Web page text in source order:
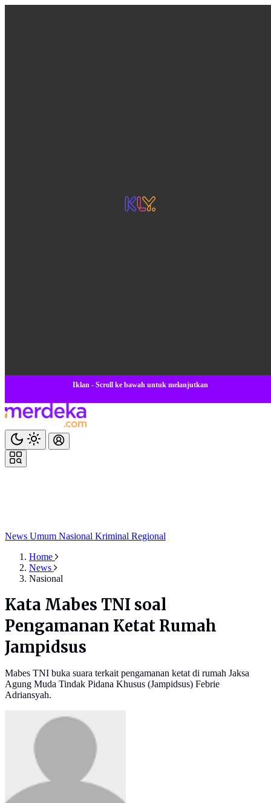
Iklan - Scroll ke bawah untuk melanjutkan
News Umum Nasional Kriminal Regional
Home
News
Nasional
Kata Mabes TNI soal
Pengamanan Ketat Rumah
Jampidsus
Mabes TNI buka suara terkait pengamanan ketat di rumah Jaksa
Agung Muda Tindak Pidana Khusus (Jampidsus) Febrie
Adriansyah.